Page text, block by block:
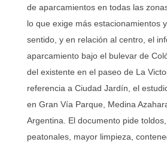
de aparcamientos en todas las
lo que exige más estacionamientos
sentido, y en relación al centro, el
aparcamiento bajo el bulevar de
del existente en el paseo de La
referencia a Ciudad Jardín, el
en Gran Vía Parque, Medina
Argentina. El documento pide
peatonales, mayor limpieza,